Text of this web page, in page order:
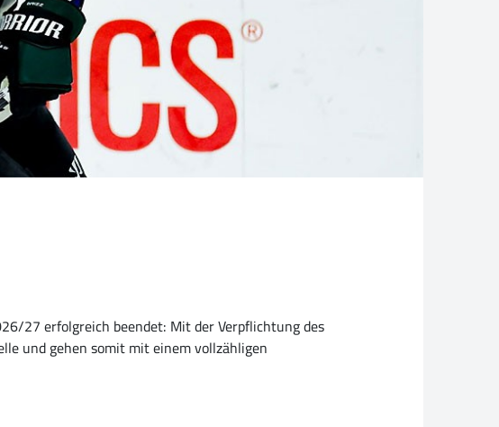
27 erfolgreich beendet: Mit der Verpflichtung des
und gehen somit mit einem vollzähligen